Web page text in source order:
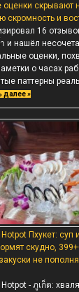
оценки скрывают
скромность и
16
и нашёл
оценки,
о часах
паттерны
далее »
Пхукет: суп
скудно,
не
- ภูเก็ต: